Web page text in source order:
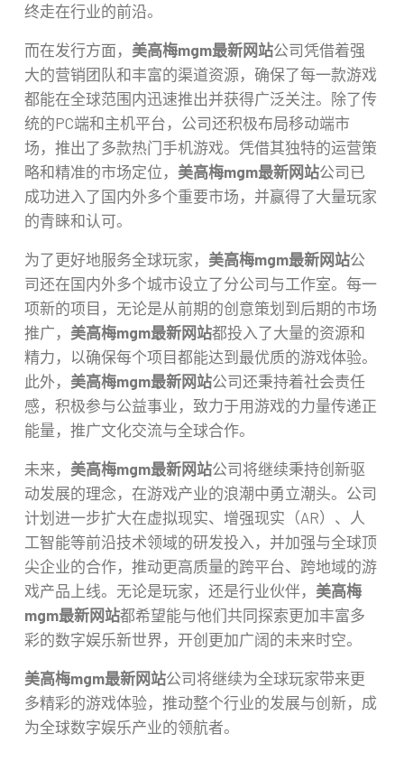
终走在行业的前沿。
而在发行方面， 美高梅mgm最新网站公司凭借着强
大的营销团队和丰富的渠道资源，确保了每一款游戏
都能在全球范围内迅速推出并获得广泛关注。除了传
统的PC端和主机平台，公司还积极布局移动端市
场，推出了多款热门手机游戏。凭借其独特的运营策
略和精准的市场定位， 美高梅mgm最新网站公司已
成功进入了国内外多个重要市场，并赢得了大量玩家
的青睐和认可。
为了更好地服务全球玩家， 美高梅mgm最新网站公
司还在国内外多个城市设立了分公司与工作室。每一
项新的项目，无论是从前期的创意策划到后期的市场
推广， 美高梅mgm最新网站都投入了大量的资源和
精力，以确保每个项目都能达到最优质的游戏体验。
此外， 美高梅mgm最新网站公司还秉持着社会责任
感，积极参与公益事业，致力于用游戏的力量传递正
能量，推广文化交流与全球合作。
未来， 美高梅mgm最新网站公司将继续秉持创新驱
动发展的理念，在游戏产业的浪潮中勇立潮头。公司
计划进一步扩大在虚拟现实、增强现实（AR）、人
工智能等前沿技术领域的研发投入，并加强与全球顶
尖企业的合作，推动更高质量的跨平台、跨地域的游
戏产品上线。无论是玩家，还是行业伙伴， 美高梅
mgm最新网站都希望能与他们共同探索更加丰富多
彩的数字娱乐新世界，开创更加广阔的未来时空。
美高梅mgm最新网站公司将继续为全球玩家带来更
多精彩的游戏体验，推动整个行业的发展与创新，成
为全球数字娱乐产业的领航者。